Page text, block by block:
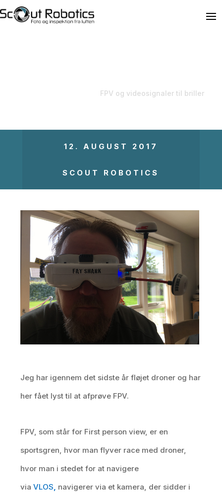
FPV og videosignaler til briller
12. AUGUST 2017
SCOUT ROBOTICS
Jeg har igennem det sidste år fløjet droner og har
her fået lyst til at afprøve FPV.
FPV, som står for First person view, er en
sportsgren, hvor man flyver race med droner,
hvor man i stedet for at navigere
via VLOS, navigerer via et kamera, der sidder i